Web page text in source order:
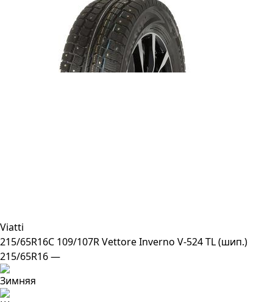
Viatti
215/65R16C 109/107R Vettore Inverno V-524 TL (шип.)
215/65R16 —